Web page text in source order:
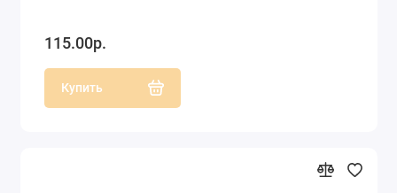
115.00р.
Купить